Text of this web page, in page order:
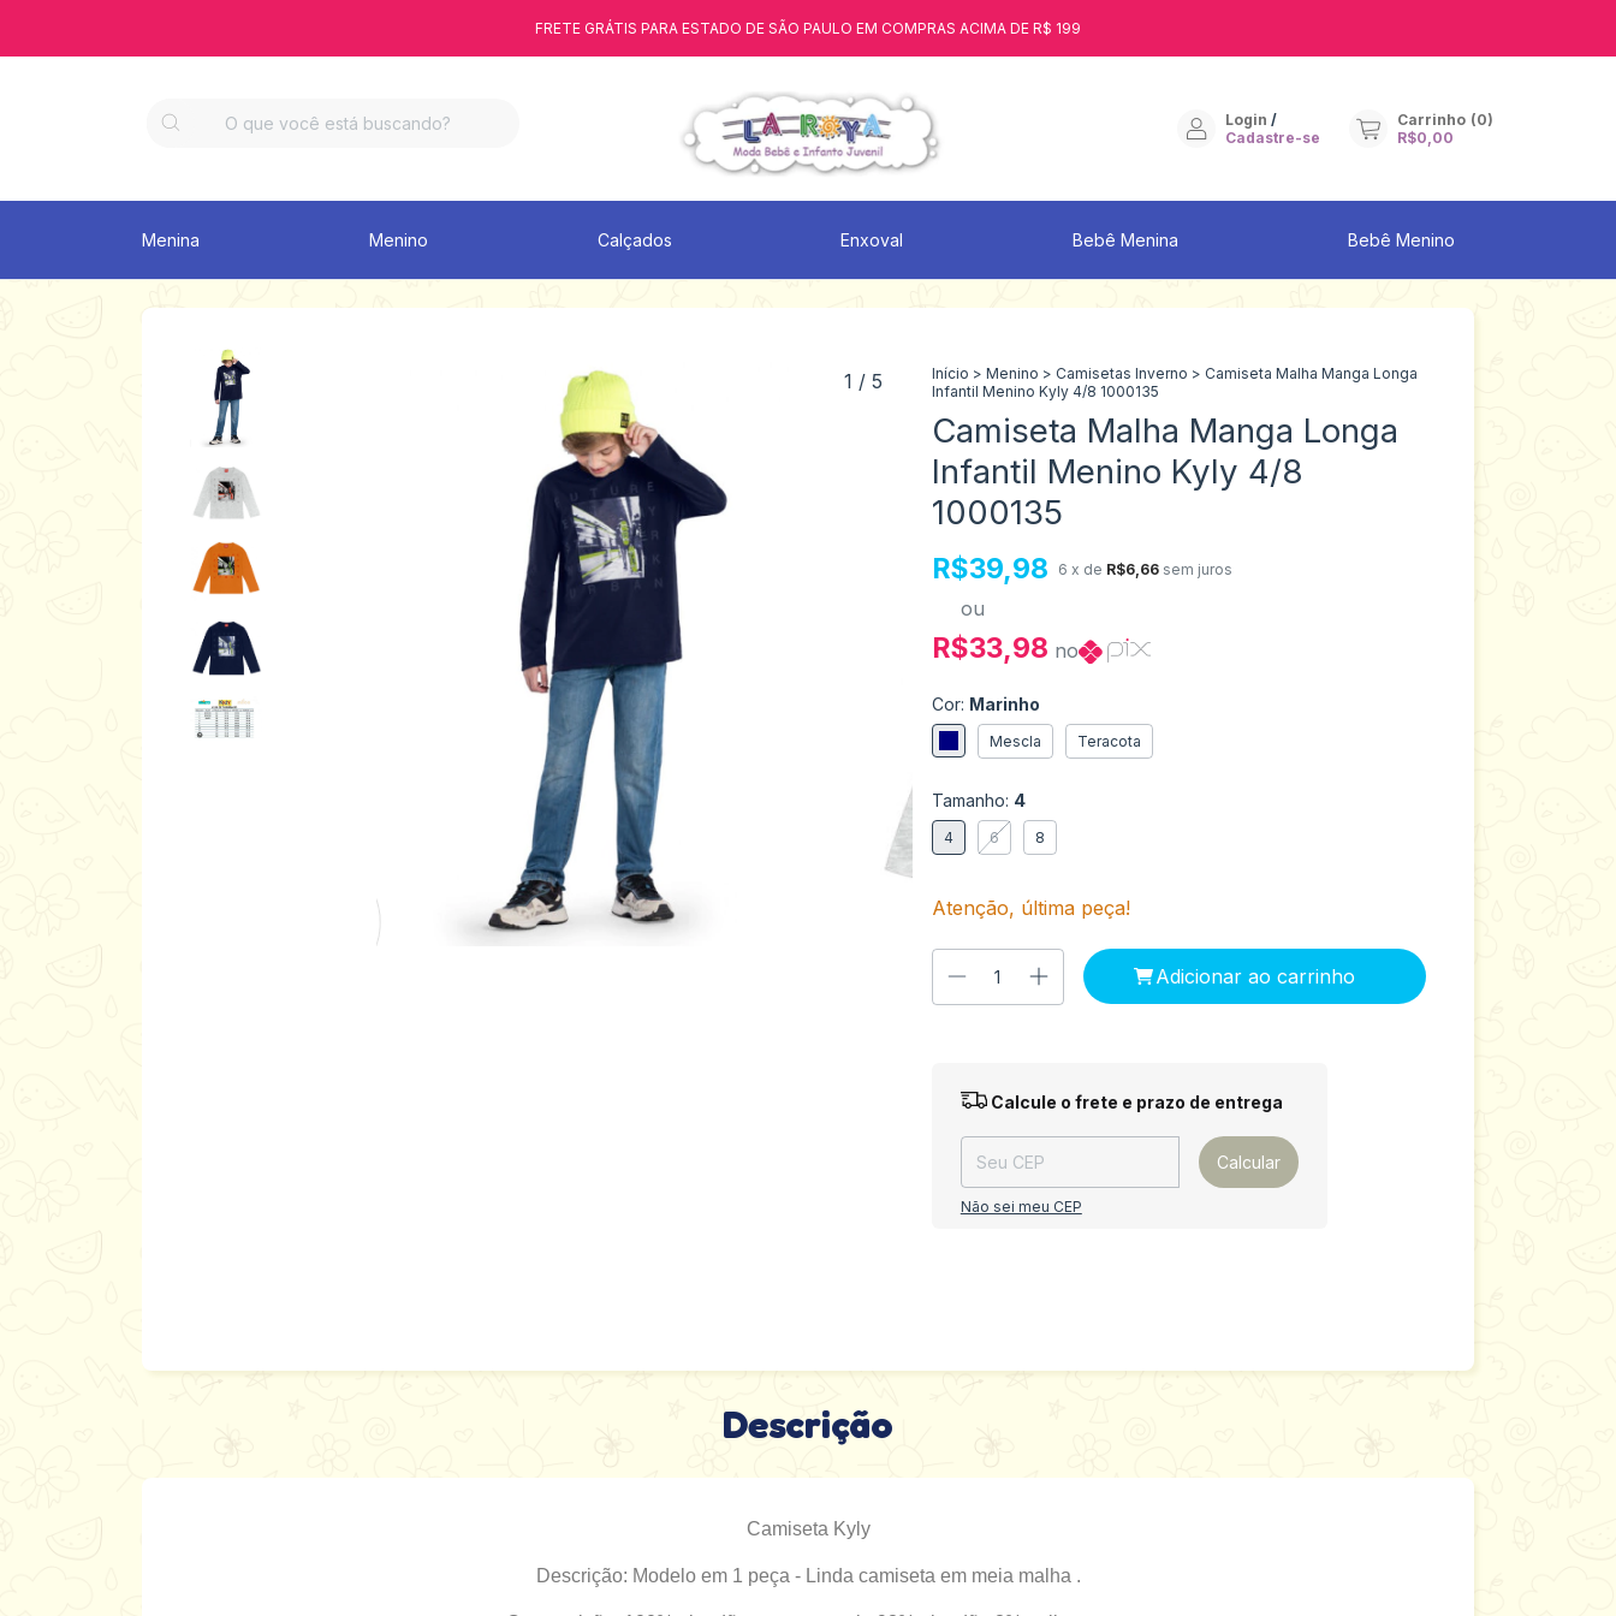
FRETE GRÁTIS PARA ESTADO DE SÃO PAULO EM COMPRAS ACIMA DE R$ 199
Login /
Cadastre-se
Carrinho (0)
R$0,00
Menina Menino Calçados Enxoval Bebê Menina Bebê Menino
1 / 5 Início > Menino > Camisetas Inverno > Camiseta Malha Manga Longa
Infantil Menino Kyly 4/8 1000135
Camiseta Malha Manga Longa
Infantil Menino Kyly 4/8
1000135
R$39,98 6 x de R$6,66 sem juros
ou
R$33,98 no
Cor: Marinho
Mescla Teracota
Tamanho: 4
4 6 8
Atenção, última peça!
Entregas para o CEP: Alterar CEP
Calcule o frete e prazo de entrega
Calcular
Não sei meu CEP
Descrição
Camiseta Kyly
Descrição: Modelo em 1 peça - Linda camiseta em meia malha .